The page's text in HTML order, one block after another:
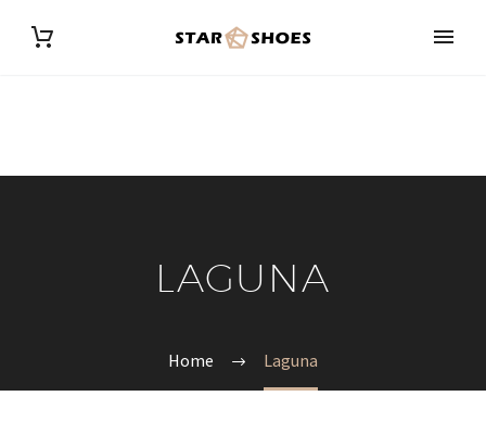
LAGUNA
Home Laguna